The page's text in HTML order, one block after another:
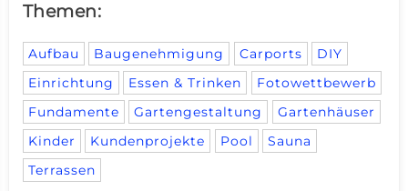
Themen:
Aufbau Baugenehmigung Carports
DIY
Einrichtung
Essen & Trinken
Fotowettbewerb
Fundamente
Gartengestaltung
Gartenhäuser
Kinder
Kundenprojekte Pool
Sauna
Terrassen